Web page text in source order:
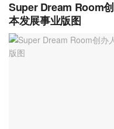
Super Dream Room
本发展事业版图